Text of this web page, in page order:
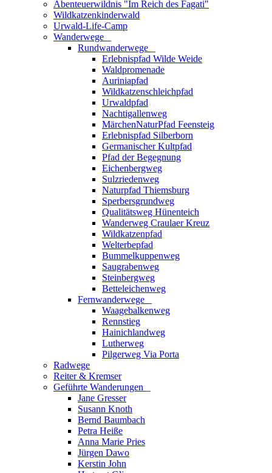
Abenteuerwildnis "Im Reich des Fagati"
Wildkatzenkinderwald
Urwald-Life-Camp
Wanderwege
Rundwanderwege
Erlebnispfad Wilde Weide
Waldpromenade
Auriniapfad
Wildkatzenschleichpfad
Urwaldpfad
Nachtigallenweg
MärchenNaturPfad Feensteig
Erlebnispfad Silberborn
Germanischer Kultpfad
Pfad der Begegnung
Eichenbergweg
Sulzriedenweg
Naturpfad Thiemsburg
Sperbersgrundweg
Qualitätsweg Hünenteich
Wanderweg Craulaer Kreuz
Wildkatzenpfad
Welterbepfad
Bummelkuppenweg
Saugrabenweg
Steinbergweg
Betteleichenweg
Fernwanderwege
Waagebalkenweg
Rennstieg
Hainichlandweg
Lutherweg
Pilgerweg Via Porta
Radwege
Reiter & Kremser
Geführte Wanderungen
Jane Gresser
Susann Knoth
Bernd Baumbach
Petra Heiße
Anna Marie Pries
Jürgen Dawo
Kerstin John